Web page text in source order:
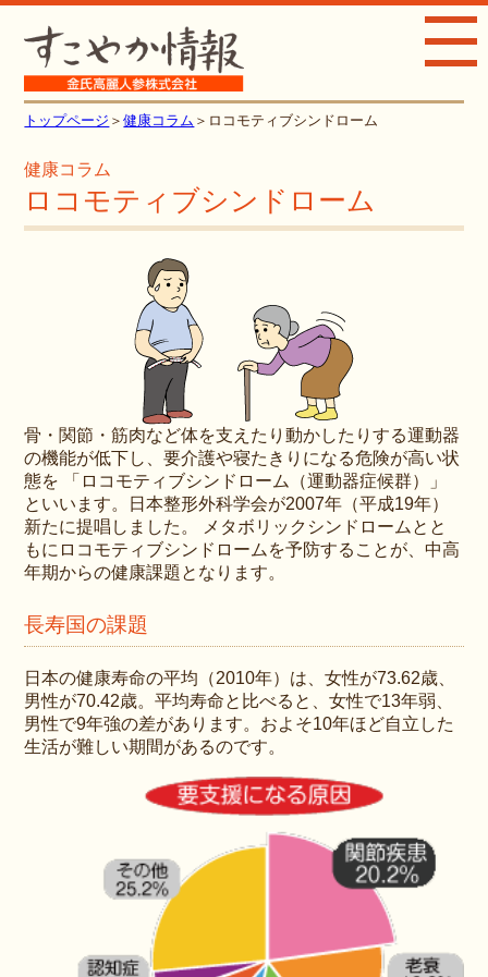
toggle
トップページ ＞健康コラム ＞ロコモティブシンドローム
健康コラム
ロコモティブシンドローム
骨・関節・筋肉など体を支えたり動かしたりする運動器
の機能が低下し、要介護や寝たきりになる危険が高い状
態を 「ロコモティブシンドローム（運動器症候群）」
といいます。日本整形外科学会が2007年（平成19年）
新たに提唱しました。 メタボリックシンドロームとと
もにロコモティブシンドロームを予防することが、中高
年期からの健康課題となります。
長寿国の課題
日本の健康寿命の平均（2010年）は、女性が73.62歳、
男性が70.42歳。平均寿命と比べると、女性で13年弱、
男性で9年強の差があります。およそ10年ほど自立した
生活が難しい期間があるのです。